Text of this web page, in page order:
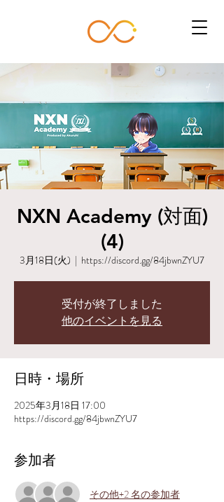
NXN Academy (対面)
(4)
3月18日(火)
  |
https://discord.gg/84jbwnZYU7
受付が終了しました
他のイベントを見る
日時・場所
2025年3月18日 17:00
https://discord.gg/84jbwnZYU7
参加者
その他+2 名の参加者